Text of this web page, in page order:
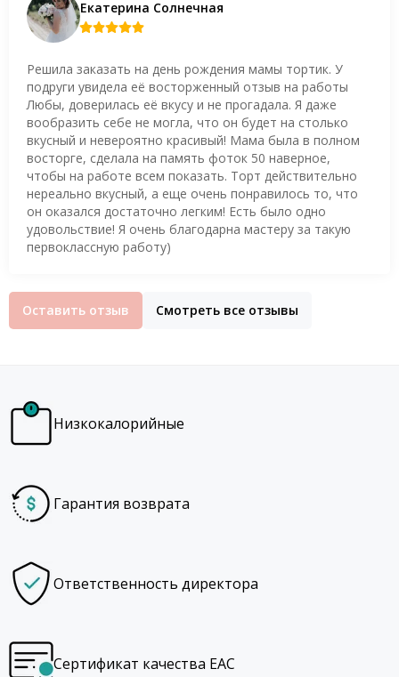
Екатерина Солнечная
Решила заказать на день рождения мамы тортик. У
подруги увидела её восторженный отзыв на работы
Любы, доверилась её вкусу и не прогадала. Я даже
вообразить себе не могла, что он будет на столько
вкусный и невероятно красивый! Мама была в полном
восторге, сделала на память фоток 50 наверное,
чтобы на работе всем показать. Торт действительно
нереально вкусный, а еще очень понравилось то, что
он оказался достаточно легким! Есть было одно
удовольствие! Я очень благодарна мастеру за такую
первоклассную работу)
Оставить отзыв Смотреть все отзывы
Низкокалорийные
Гарантия возврата
Ответственность директора
Сертификат качества EAC